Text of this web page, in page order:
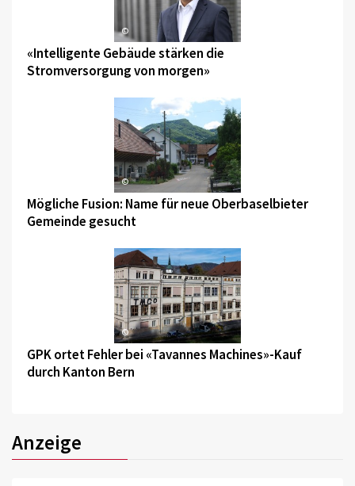
©
«Intelligente Gebäude stärken die
Stromversorgung von morgen»
©
Mögliche Fusion: Name für neue Oberbaselbieter
Gemeinde gesucht
©
GPK ortet Fehler bei «Tavannes Machines»-Kauf
durch Kanton Bern
Anzeige